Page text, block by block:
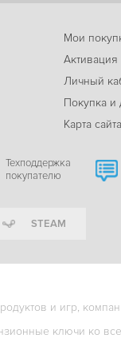
Мои
Личный
Покупка и
Карта сайта
Техподдержка
покупателю
STEAM
и игр,
ключи ко